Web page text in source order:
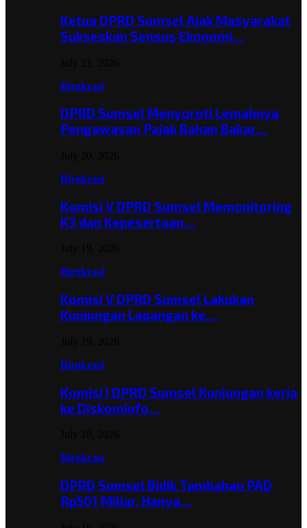
Ketua DPRD Sumsel Ajak Masyarakat
Sukseskan Sensus Ekonomi…
Birokrasi
DPRD Sumsel Menyoroti Lemahnya
Pengawasan Pajak Bahan Bakar…
Birokrasi
Komisi V DPRD Sumsel Memonitoring
K3 dan Kepesertaan…
Birokrasi
Komisi V DPRD Sumsel Lakukan
Kunjungan Lapangan ke…
Birokrasi
Komisi I DPRD Sumsel Kunjungan kerja
ke Diskominfo…
Birokrasi
DPRD Sumsel Bidik Tambahan PAD
Rp501 Miliar, Hanya…